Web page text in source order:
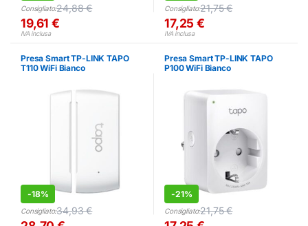
Consigliato:24,88€
19,61€
IVA inclusa
Consigliato:21,75€
17,25€
IVA inclusa
Presa Smart TP-LINK TAPO
T110 WiFi Bianco
-18%
Consigliato:34,93€
Presa Smart TP-LINK TAPO
P100 WiFi Bianco
-21%
Consigliato:21,75€